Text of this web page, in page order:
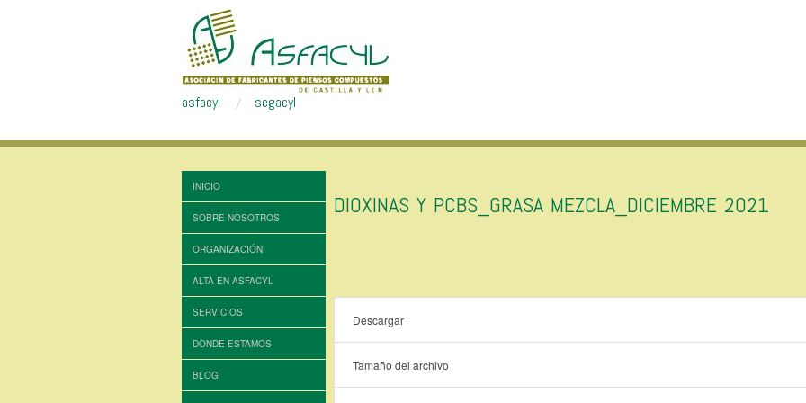
asfacyl segacyl
INICIO
SOBRE NOSOTROS
ORGANIZACIÓN
ALTA EN ASFACYL
SERVICIOS
DONDE ESTAMOS
BLOG
DIOXINAS Y PCBS_GRASA MEZCLA_DICIEMBRE 2021
Descargar
Tamaño del archivo